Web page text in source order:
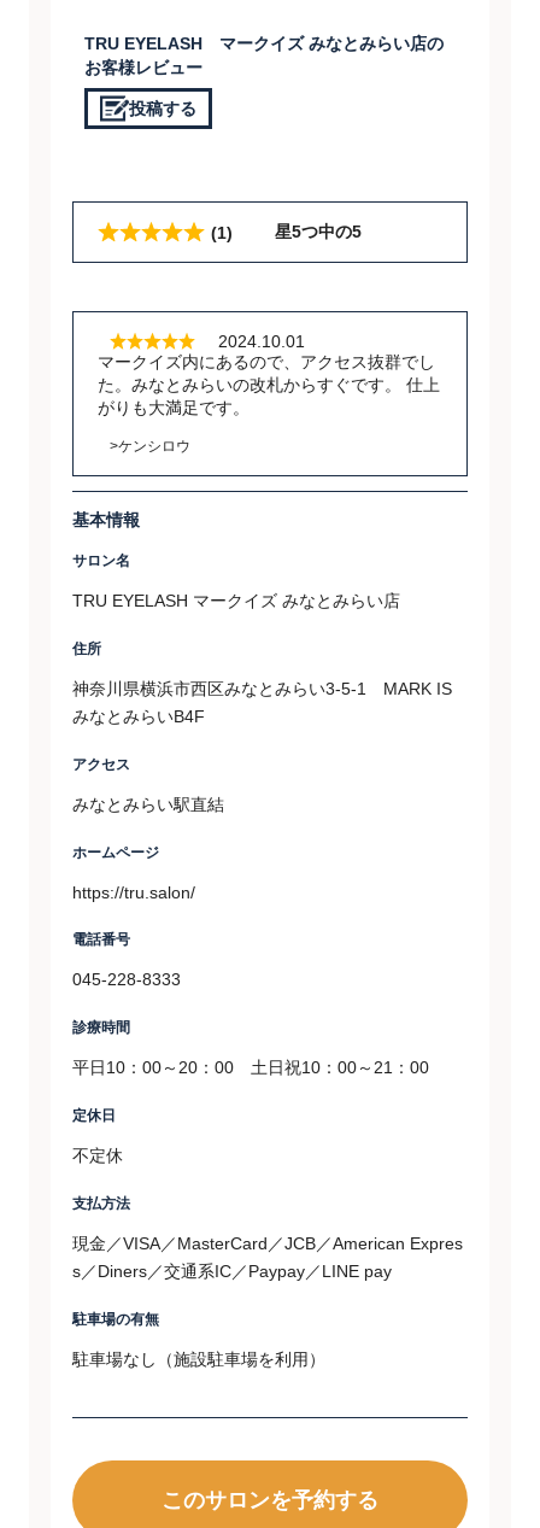
TRU EYELASH マークイズ みなとみらい店の
お客様レビュー
投稿する
(1) 星5つ中の5
2024.10.01
マークイズ内にあるので、アクセス抜群でし
た。みなとみらいの改札からすぐです。 仕上
がりも大満足です。
>ケンシロウ
基本情報
サロン名
TRU EYELASH マークイズ みなとみらい店
住所
神奈川県横浜市西区みなとみらい3-5-1 MARK IS
みなとみらいB4F
アクセス
みなとみらい駅直結
ホームページ
https://tru.salon/
電話番号
045-228-8333
診療時間
平日10：00～20：00 土日祝10：00～21：00
定休日
不定休
支払方法
現金／VISA／MasterCard／JCB／American Expres
s／Diners／交通系IC／Paypay／LINE pay
駐車場の有無
駐車場なし（施設駐車場を利用）
このサロンを予約する